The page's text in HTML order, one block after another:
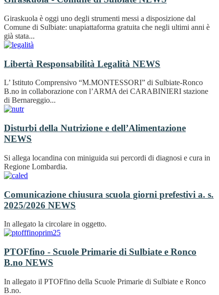
Giraskuola è oggi uno degli strumenti messi a disposizione dal
Comune di Sulbiate: unapiattaforma gratuita che negli ultimi anni è
già stata...
Libertà Responsabilità Legalità NEWS
L’ Istituto Comprensivo “M.MONTESSORI” di Sulbiate-Ronco
B.no in collaborazione con l’ARMA dei CARABINIERI stazione
di Bernareggio...
Disturbi della Nutrizione e dell’Alimentazione
NEWS
Si allega locandina con miniguida sui percordi di diagnosi e cura in
Regione Lombardia.
Comunicazione chiusura scuola giorni prefestivi a. s.
2025/2026 NEWS
In allegato la circolare in oggetto.
PTOFfino - Scuole Primarie di Sulbiate e Ronco
B.no NEWS
In allegato il PTOFfino della Scuole Primarie di Sulbiate e Ronco
B.no.